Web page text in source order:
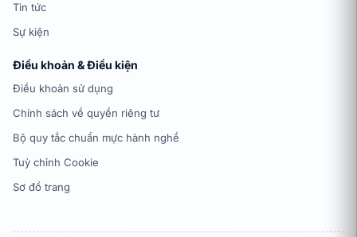
Tin tức
Sự kiện
Điều khoản & Điều kiện
Điều khoản sử dụng
Chính sách về quyền riêng tư
Bộ quy tắc chuẩn mực hành nghề
Tuỳ chỉnh Cookie
Sơ đồ trang